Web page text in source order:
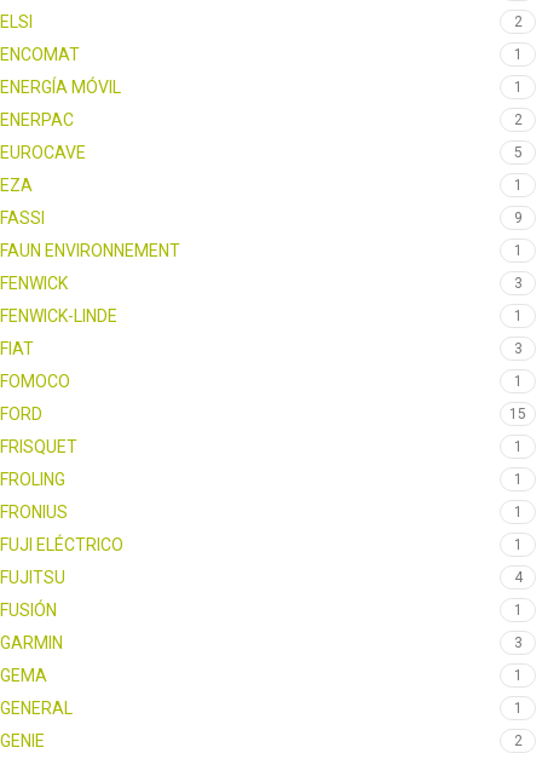
ELSI 2
ENCOMAT 1
ENERGÍA MÓVIL 1
ENERPAC 2
EUROCAVE 5
EZA 1
FASSI 9
FAUN ENVIRONNEMENT 1
FENWICK 3
FENWICK-LINDE 1
FIAT 3
FOMOCO 1
FORD 15
FRISQUET 1
FROLING 1
FRONIUS 1
FUJI ELÉCTRICO 1
FUJITSU 4
FUSIÓN 1
GARMIN 3
GEMA 1
GENERAL 1
GENIE 2